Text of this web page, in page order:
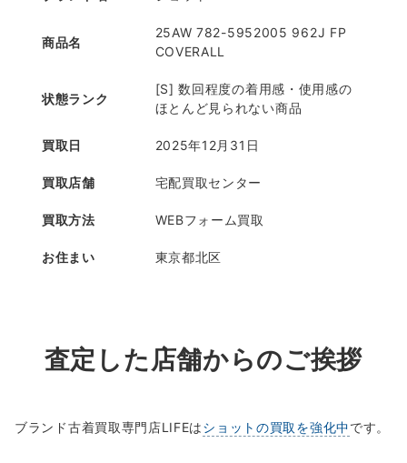
商品名
25AW 782-5952005 962J FP
COVERALL
状態ランク
[S] 数回程度の着用感・使用感の
ほとんど見られない商品
買取日 2025年12月31日
買取店舗 宅配買取センター
買取方法 WEBフォーム買取
お住まい 東京都北区
査定した店舗からのご挨拶
ブランド古着買取専門店LIFEはショットの買取を強化中です。